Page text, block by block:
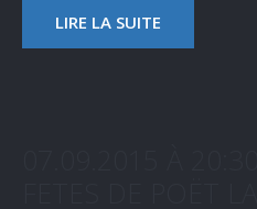
LIRE LA SUITE